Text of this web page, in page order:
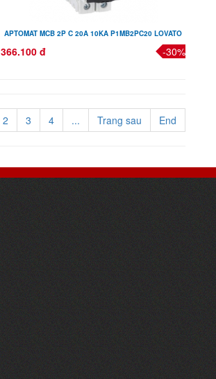
APTOMAT MCB 2P C 20A 10KA P1MB2PC20 LOVATO
366.100 đ -30%
2 3 4 ... Trang sau End